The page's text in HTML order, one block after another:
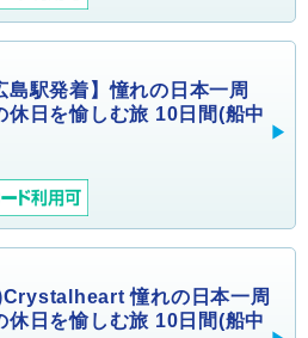
駅発着】憧れの日本一周
休日を愉しむ旅 10日間(船中
憧れの日本一周
休日を愉しむ旅 10日間(船中